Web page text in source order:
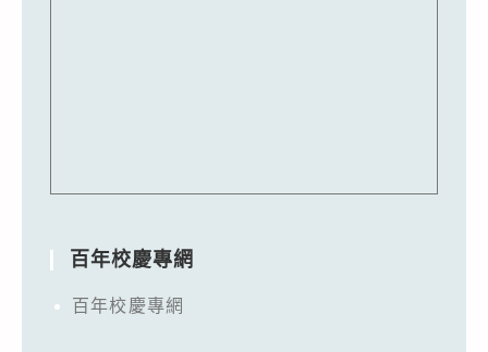
百年校慶專網
百年校慶專網